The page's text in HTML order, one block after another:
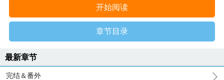
开始阅读
章节目录
最新章节
完结＆番外